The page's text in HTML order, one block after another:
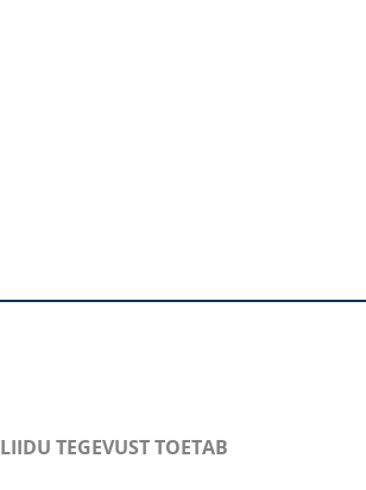
LIIDU TEGEVUST TOETAB